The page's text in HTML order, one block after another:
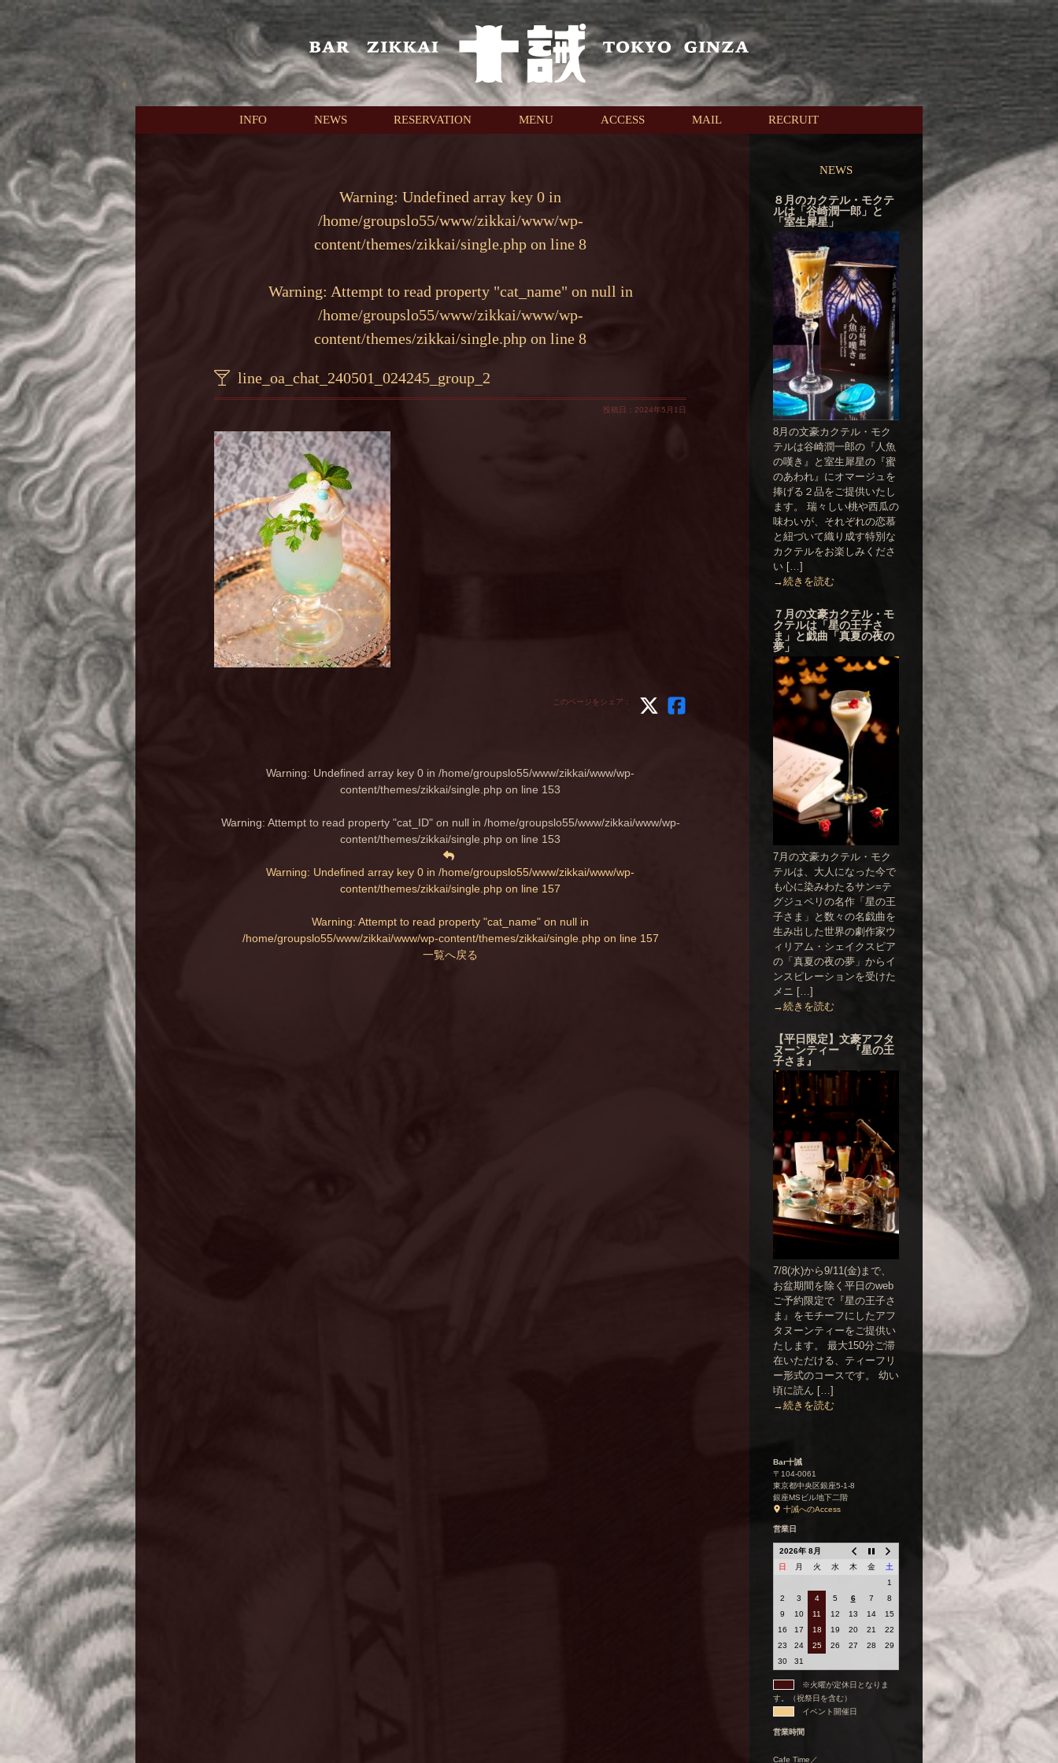
本文へスキップ
INFO NEWS RESERVATION MENU ACCESS MAIL RECRUIT
Warning: Undefined array key 0 in
/home/groupslo55/www/zikkai/www/wp-
content/themes/zikkai/single.php on line 8
Warning: Attempt to read property "cat_name" on null in
/home/groupslo55/www/zikkai/www/wp-
content/themes/zikkai/single.php on line 8
line_oa_chat_240501_024245_group_2
投稿日：2024年5月1日
このページをシェア：
Warning: Undefined array key 0 in /home/groupslo55/www/zikkai/www/wp-
content/themes/zikkai/single.php on line 153
Warning: Attempt to read property "cat_ID" on null in /home/groupslo55/www/zikkai/www/wp-
content/themes/zikkai/single.php on line 153
Warning: Undefined array key 0 in /home/groupslo55/www/zikkai/www/wp-
content/themes/zikkai/single.php on line 157
Warning: Attempt to read property "cat_name" on null in
/home/groupslo55/www/zikkai/www/wp-content/themes/zikkai/single.phpon line 157
一覧へ戻る
NEWS
８月のカクテル・モクテ
ルは「谷崎潤一郎」と
「室生犀星」
8月の文豪カクテル・モク
テルは谷崎潤一郎の『人魚
の嘆き』と室生犀星の『蜜
のあわれ』にオマージュを
捧げる２品をご提供いたし
ます。 瑞々しい桃や西瓜の
味わいが、それぞれの恋慕
と紐づいて織り成す特別な
カクテルをお楽しみくださ
い […]
→続きを読む
７月の文豪カクテル・モ
クテルは「星の王子さ
ま」と戯曲「真夏の夜の
夢」
7月の文豪カクテル・モク
テルは、大人になった今で
も心に染みわたるサン=テ
グジュペリの名作「星の王
子さま」と数々の名戯曲を
生み出した世界の劇作家ウ
ィリアム・シェイクスピア
の「真夏の夜の夢」からイ
ンスピレーションを受けた
メニ […]
→続きを読む
【平日限定】文豪アフタ
ヌーンティー 『星の王
子さま』
7/8(水)から9/11(金)まで、
お盆期間を除く平日のweb
ご予約限定で『星の王子さ
ま』をモチーフにしたアフ
タヌーンティーをご提供い
たします。 最大150分ご滞
在いただける、ティーフリ
ー形式のコースです。 幼い
頃に読ん […]
→続きを読む
Bar十誡
〒104-0061
東京都中央区銀座5-1-8
銀座MSビル地下二階
十誡へのAccess
営業日
2026年 8月
日
月 火 水 木 金
土
1
2
3 4 5 6 7
8
9
10 11 12 13 14
15
16
17 18 19 20 21
22
23
24 25 26 27 28
29
30
31
※火曜が定休日となりま
す。（祝祭日を含む）
イベント開催日
営業時間
Cafe Time／